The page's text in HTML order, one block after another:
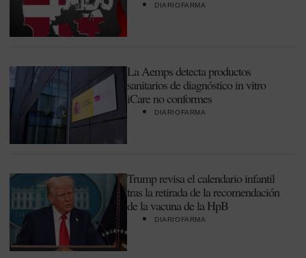
DIARIOFARMA
La Aemps detecta productos
sanitarios de diagnóstico in vitro
iCare no conformes
DIARIOFARMA
Trump revisa el calendario infantil
tras la retirada de la recomendación
de la vacuna de la HpB
DIARIOFARMA